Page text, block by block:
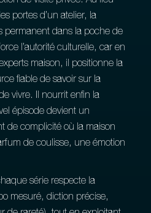
portes d’un atelier, la
permanent dans la poche de
l’autorité culturelle, car en
maison, il positionne la
fiable de savoir sur la
vivre. Il nourrit enfin la
épisode devient un
de complicité où la maison
de coulisse, une émotion
série respecte la
mesuré, diction précise,